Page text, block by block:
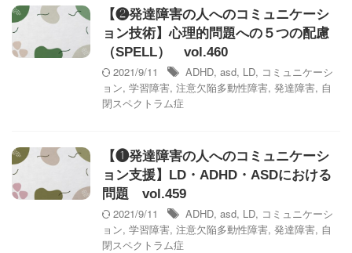
【❷発達障害の人へのコミュニケーシ
ョン技術】心理的問題への５つの配慮
（SPELL） vol.460
2021/9/11
ADHD, asd, LD, コミュニケーシ
ョン, 学習障害, 注意欠陥多動性障害, 発達障害, 自
閉スペクトラム症
【❶発達障害の人へのコミュニケーシ
ョン支援】LD・ADHD・ASDにおける
問題 vol.459
2021/9/11
ADHD, asd, LD, コミュニケーシ
ョン, 学習障害, 注意欠陥多動性障害, 発達障害, 自
閉スペクトラム症